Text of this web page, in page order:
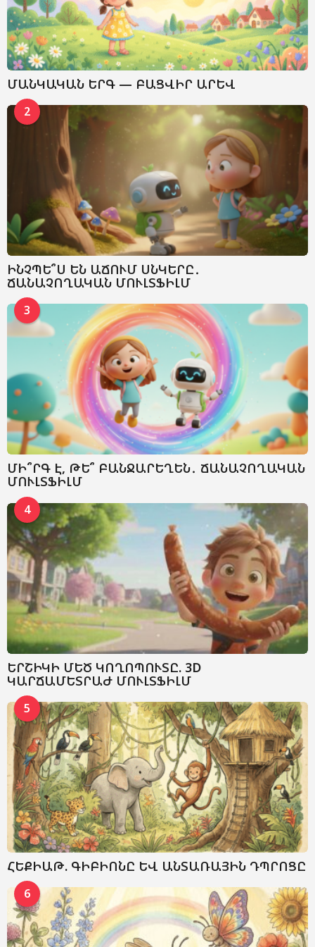
ՄԱՆԿԱԿԱՆ ԵՐԳ — ԲԱՑՎԻՐ ԱՐԵՎ
2
ԻՆՉՊԵ՞Ս ԵՆ ԱՃՈՒՄ ՍՆԿԵՐԸ․
ՃԱՆԱՉՈՂԱԿԱՆ ՄՈՒԼՏՖԻԼՄ
3
ՄԻ՞ՐԳ Է, ԹԵ՞ ԲԱՆՋԱՐԵՂԵՆ․ ՃԱՆԱՉՈՂԱԿԱՆ
ՄՈՒԼՏՖԻԼՄ
4
ԵՐՇԻԿԻ ՄԵԾ ԿՈՂՈՊՈՒՏԸ. 3D
ԿԱՐՃԱՄԵՏՐԱԺ ՄՈՒԼՏՖԻԼՄ
5
ՀԵՔԻԱԹ. ԳԻԲԻՈՆԸ ԵՎ ԱՆՏԱՌԱՅԻՆ ԴՊՐՈՑԸ
6